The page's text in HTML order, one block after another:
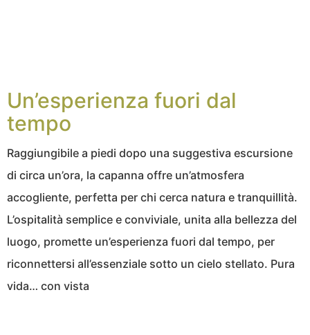
Un’esperienza fuori dal
tempo
Raggiungibile a piedi dopo una suggestiva escursione
di circa un’ora, la capanna offre un’atmosfera
accogliente, perfetta per chi cerca natura e tranquillità.
L’ospitalità semplice e conviviale, unita alla bellezza del
luogo, promette un’esperienza fuori dal tempo, per
riconnettersi all’essenziale sotto un cielo stellato. Pura
vida… con vista